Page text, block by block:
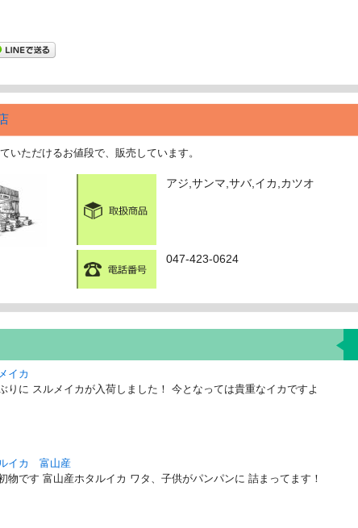
いただけるお値段で、販売しています。
アジ,サンマ,サバ,イカ,カツオ
047-423-0624
イカ
りに スルメイカが入荷しました！ 今となっては貴重なイカですよ
イカ 富山産
物です 富山産ホタルイカ ワタ、子供がパンパンに 詰まってます！